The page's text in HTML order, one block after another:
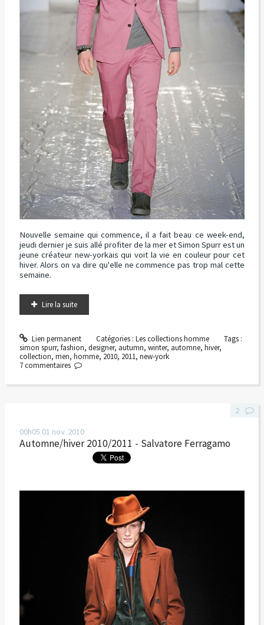
Nouvelle semaine qui commence, il a fait beau ce week-end,
jeudi dernier je suis allé profiter de la mer et Simon Spurr est un
jeune créateur new-yorkais qui voit la vie en couleur pour cet
hiver. Alors on va dire qu'elle ne commence pas trop mal cette
semaine.
Lire la suite
Lien permanent Catégories : Les collections homme
Tags :
simon spurr, fashion, designer, autumn, winter, automne, hiver,
collection, men, homme, 2010, 2011, new-york
7 commentaires
00h05 01 nov. 2010
Automne/hiver 2010/2011 - Salvatore Ferragamo
2